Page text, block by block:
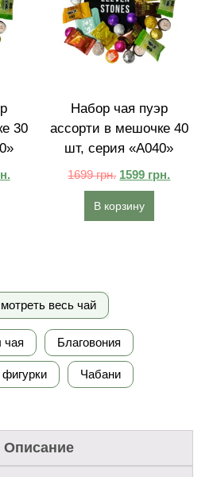
30
Набор чая пуэр
ассорти в мешочке 40
шт, серия «A040»
1699грн. 1599 грн.
В корзину
весь чай
чая Благовония
Чабани
Описание